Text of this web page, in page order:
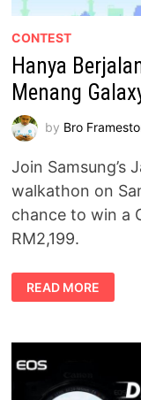
CONTEST
Hanya
Menang
by Bro
Join Samsung’s
walkathon on
chance to win a
RM2,199.
HANYA
BERJALAN
KAKI
MENANG
TAB
FE!
READ MORE